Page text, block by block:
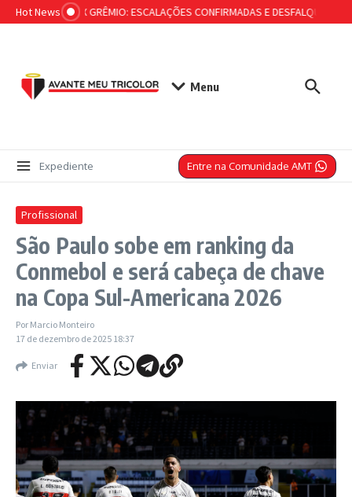
Ir para o conteúdo
Hot News
SÃO PAULO X GRÊMIO: ESCALAÇÕES CONFIRMADAS E DESFALQUES!
Menu
Expediente Entre na Comunidade AMT
Profissional
São Paulo sobe em ranking da
Conmebol e será cabeça de chave
na Copa Sul-Americana 2026
Por Marcio Monteiro
17 de dezembro de 2025 18:37
Enviar